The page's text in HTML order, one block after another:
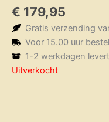
€ 179,95
Gratis verzending
Voor 15.00 uur
1-2 werkdagen
Uitverkocht